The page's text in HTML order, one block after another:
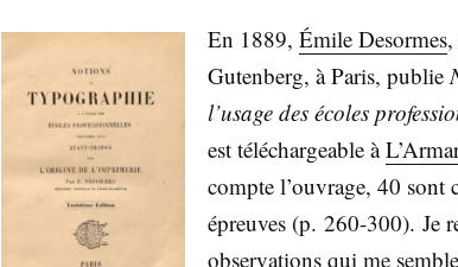
En 1889,Émile Desormes
Guten­berg, à Paris, publie
l’usage des écoles
est télé­char­geable à
compte l’ouvrage, 40 sont
épreuves (p. 260-300). Je
obser­va­tions qui me